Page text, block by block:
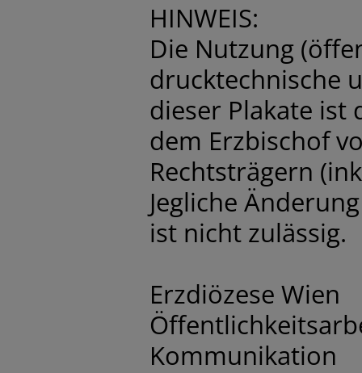
HINWEIS:
Die Nutzung
drucktechnische
dieser Plakate ist
dem Erzbischof
Rechtsträgern
Jegliche
ist nicht zulässig.
Erzdiözese Wien
Kommunikation